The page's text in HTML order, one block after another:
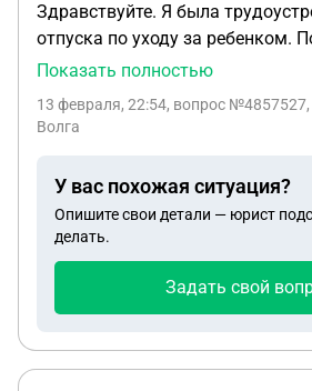
Здравствуйте. Я была
отпуска по уходу за ребенком.
пособия : единое и пособие по
заявлении по собственному
принудительно. И говорят
единое, либо по уходу
Показать полностью
13 февраля, 22:54, вопрос №4857527,
Волга
У вас похожая ситуация?
Опишите свои детали — юрист
делать.
Задать свой